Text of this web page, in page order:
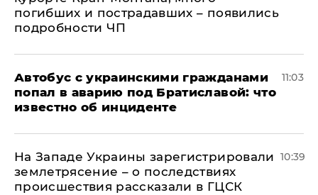
погибших и пострадавших – появились
подробности ЧП
Автобус с украинскими гражданами
попал в аварию под Братиславой: что
известно об инциденте
11:03
На Западе Украины зарегистрировали
землетрясение – о последствиях
происшествия рассказали в ГЦСК
10:39